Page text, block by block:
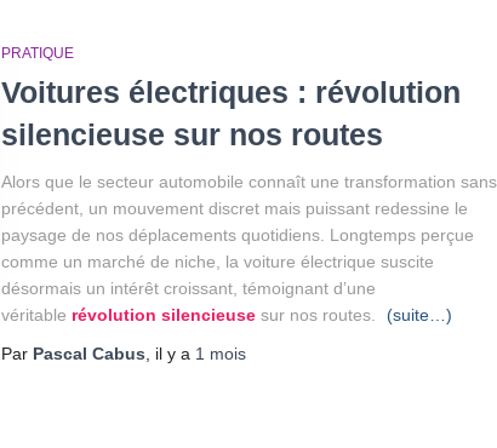
PRATIQUE
Voitures électriques : révolution
silencieuse sur nos routes
Alors que le secteur automobile connaît une transformation sans
précédent, un mouvement discret mais puissant redessine le
paysage de nos déplacements quotidiens. Longtemps perçue
comme un marché de niche, la voiture électrique suscite
désormais un intérêt croissant, témoignant d’une
véritable révolution silencieuse sur nos routes.
(suite…)
Par Pascal Cabus , il y a 1 mois